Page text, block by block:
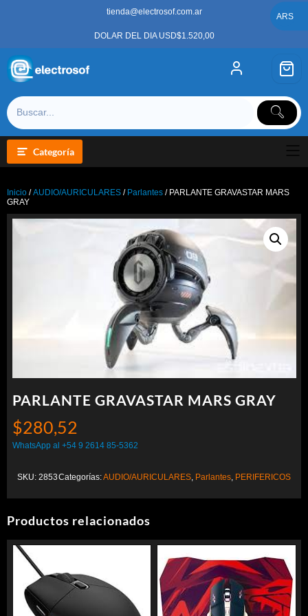
tienda@electrosof.com.ar
DOLAR DEL DIA USD$1.520,00
Categoría
Inicio /AUDIO/AURICULARES / Parlantes / PARLANTE GRAVASTAR MARS
GRAY
PARLANTE GRAVASTAR MARS GRAY
$280,52
WhatsApp al +54 9 2614 85-5362
SKU: 2853Categorías:AUDIO/AURICULARES, Parlantes, PERIFERICOS
Productos relacionados
ARS